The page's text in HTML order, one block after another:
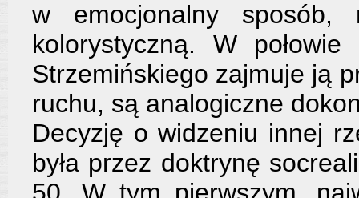
w emocjonalny sposób,
kolorystyczną. W
Strzemińskiego zajmuje ją
ruchu, są analogiczne
Decyzję o widzeniu innej
była przez doktrynę